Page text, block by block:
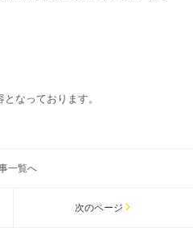
なっております。
一覧へ
次のページ